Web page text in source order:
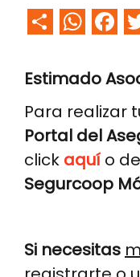
Share
Estimado
Para realizar
Portal del
click aquí o
Segurcoop
Si necesitas